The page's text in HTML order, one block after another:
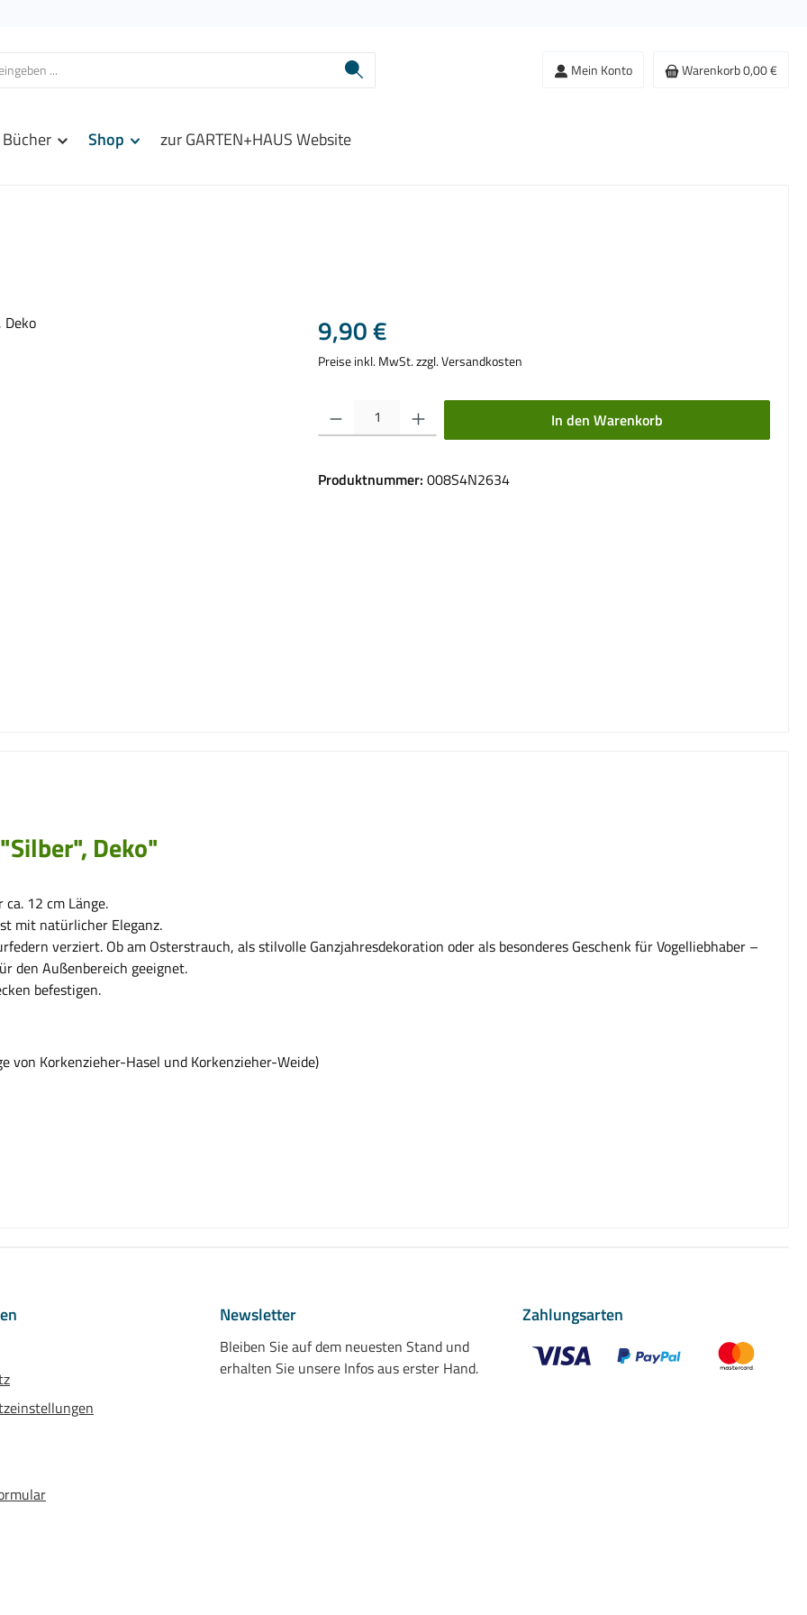
Mein Konto Warenkorb0,00 €
Bücher Shop zur GARTEN+HAUS Website
Regulärer Preis:
9,90 €
Preise inkl. MwSt. zzgl. Versandkosten
Produkt Anzahl: Gib den gewünschten Wert ein oder benutze die Schaltflächen um die
In den Warenkorb
Produktnummer: 008S4N2634
Deko"
12 cm Länge.
mit natürlicher Eleganz.
verziert. Ob am Osterstrauch, als stilvolle Ganzjahresdekoration oder als besonderes Geschenk für Vogelliebhaber –
den Außenbereich geeignet.
befestigen.
von Korkenzieher-Hasel und Korkenzieher-Weide)
Newsletter
Bleiben Sie auf dem neuesten Stand und
erhalten Sie unsere Infos aus erster Hand.
Zahlungsarten